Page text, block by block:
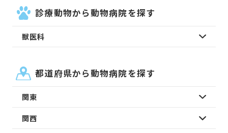
診療動物から動物病院を探す
獣医科
都道府県から動物病院を探す
関東
関西